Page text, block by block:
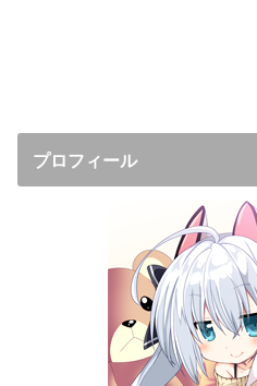
プロフィール